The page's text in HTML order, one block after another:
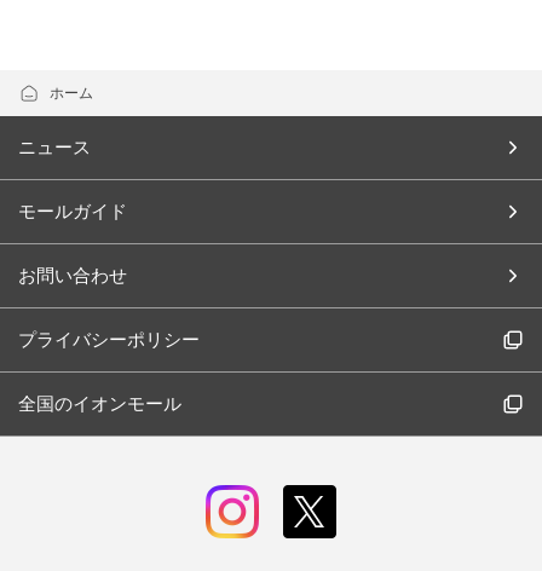
ホーム
ニュース
モールガイド
お問い合わせ
プライバシーポリシー
全国のイオンモール